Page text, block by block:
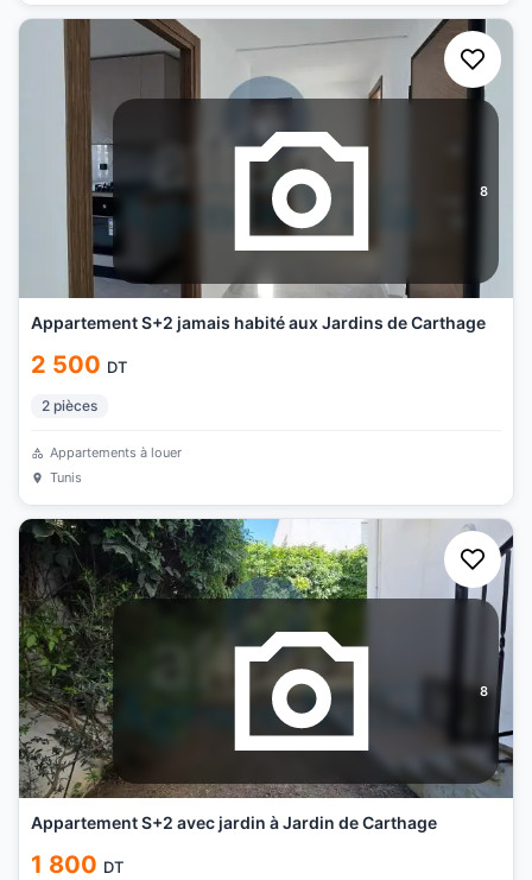
8
Appartement S+2 jamais habité aux Jardins de Carthage
2 500 DT
2 pièces
Appartements à louer
Tunis
8
Appartement S+2 avec jardin à Jardin de Carthage
1 800 DT